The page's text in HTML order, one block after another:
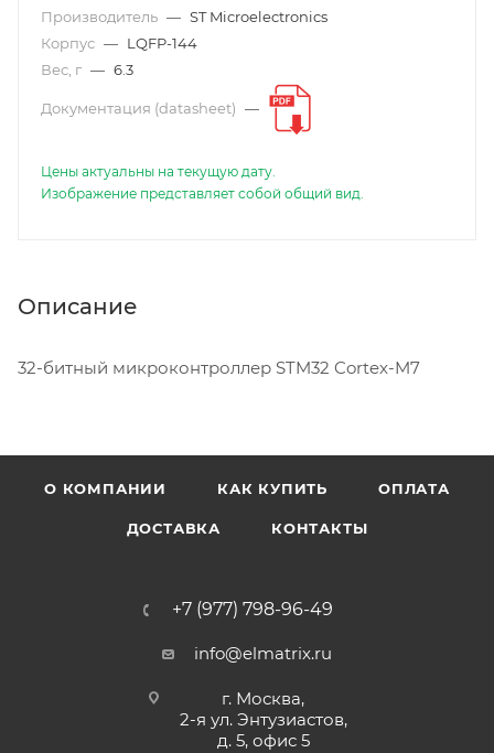
Производитель — ST Microelectronics
Корпус — LQFP-144
Вес, г — 6.3
Документация (datasheet) —
Цены актуальны на текущую дату.
Изображение представляет собой общий вид.
Описание
32-битный микроконтроллер STM32 Cortex-M7
О КОМПАНИИ КАК КУПИТЬ ОПЛАТА
ДОСТАВКА КОНТАКТЫ
+7 (977) 798-96-49
info@elmatrix.ru
г. Москва,
2-я ул. Энтузиастов,
д. 5, офис 5